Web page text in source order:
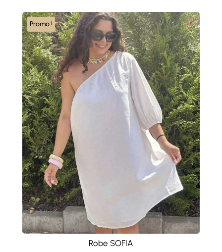
59,00 €.20,00 €.
Promo !
Robe SOFIA